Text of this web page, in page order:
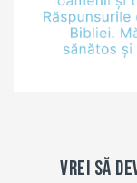
Vrei să